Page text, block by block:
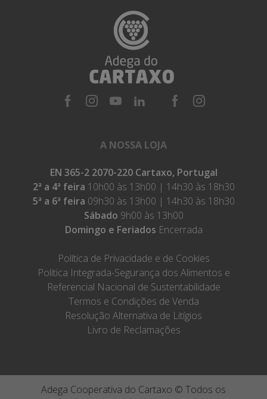
A NOSSA LOJA
EN 365-2 2070-220 Cartaxo, Portugal
2ª a 4ª feira 10h00 às 13h00 | 14h30 às 18h30
5ª a 6ª feira 09h30 às 13h00 | 14h30 às 18h30
Sábado 9h00 às 13h00
Domingo e Feriados Encerrada
Política de Privacidade e de Cookies
Politica Integrada-Segurança dos Alimentos e
Referencial Nacional de Sustentabilidade
Termos e Condições de Venda
Resolução Alternativa de Litígios
Livro de Reclamações
Adega Cooperativa do Cartaxo © Todos os